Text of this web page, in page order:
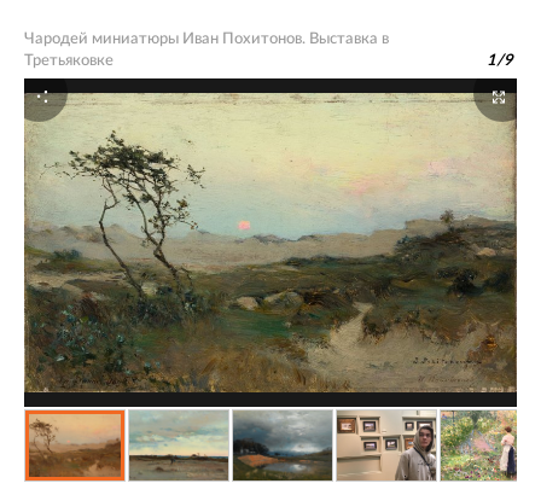
Чародей миниатюры Иван Похитонов. Выставка в
Третьяковке
1/9